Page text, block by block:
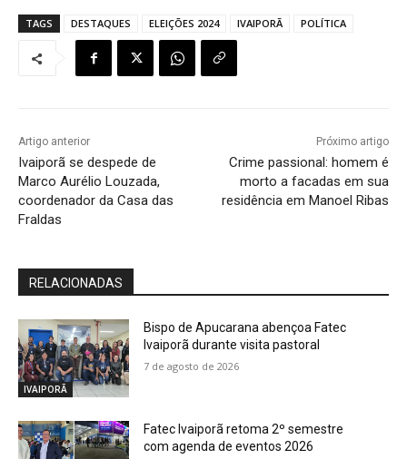
TAGS DESTAQUES ELEIÇÕES 2024 IVAIPORÃ POLÍTICA
Artigo anterior
Ivaiporã se despede de
Marco Aurélio Louzada,
coordenador da Casa das
Fraldas
Próximo artigo
Crime passional: homem é
morto a facadas em sua
residência em Manoel Ribas
RELACIONADAS
IVAIPORÃ
Bispo de Apucarana abençoa Fatec
Ivaiporã durante visita pastoral
7 de agosto de 2026
Fatec Ivaiporã retoma 2º semestre
com agenda de eventos 2026